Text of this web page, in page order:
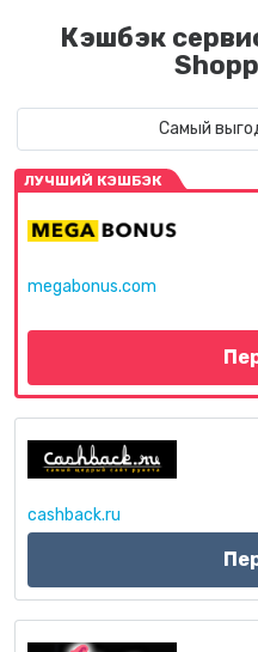
Кэшбэк
Самый
ЛУЧШИЙ КЭШБЭК
megabonus.com
cashback.ru